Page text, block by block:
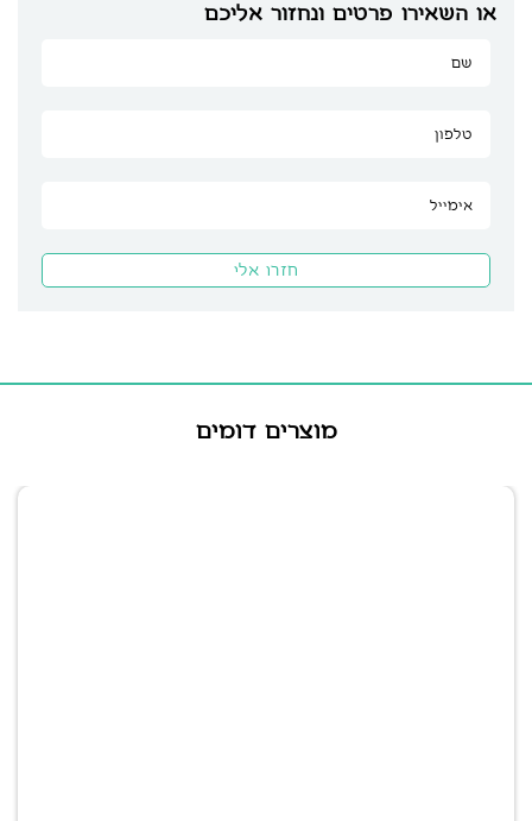
או השאירו פרטים ונחזור אליכם
מוצרים דומים